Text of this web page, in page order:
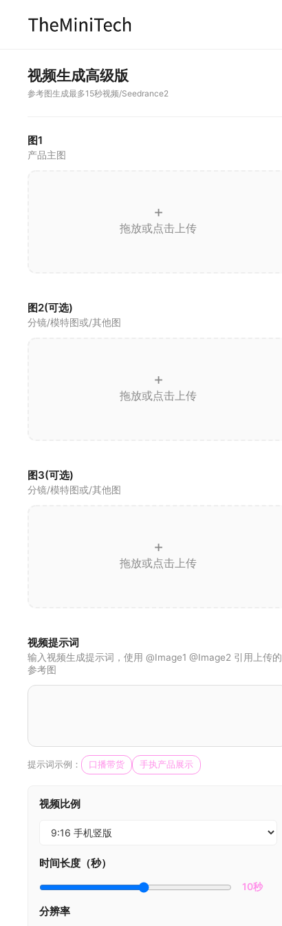
视频生成高级版
参考图生成最多15秒视频/Seedrance2
图1
产品主图
+
拖放或点击上传
图2(可选)
分镜/模特图或/其他图
+
拖放或点击上传
图3(可选)
分镜/模特图或/其他图
+
拖放或点击上传
视频提示词
输入视频生成提示词，使用 @Image1 @Image2 引用上传的
参考图
提示词示例： 口播带货 手执产品展示
视频比例
时间长度（秒）
10秒
分辨率